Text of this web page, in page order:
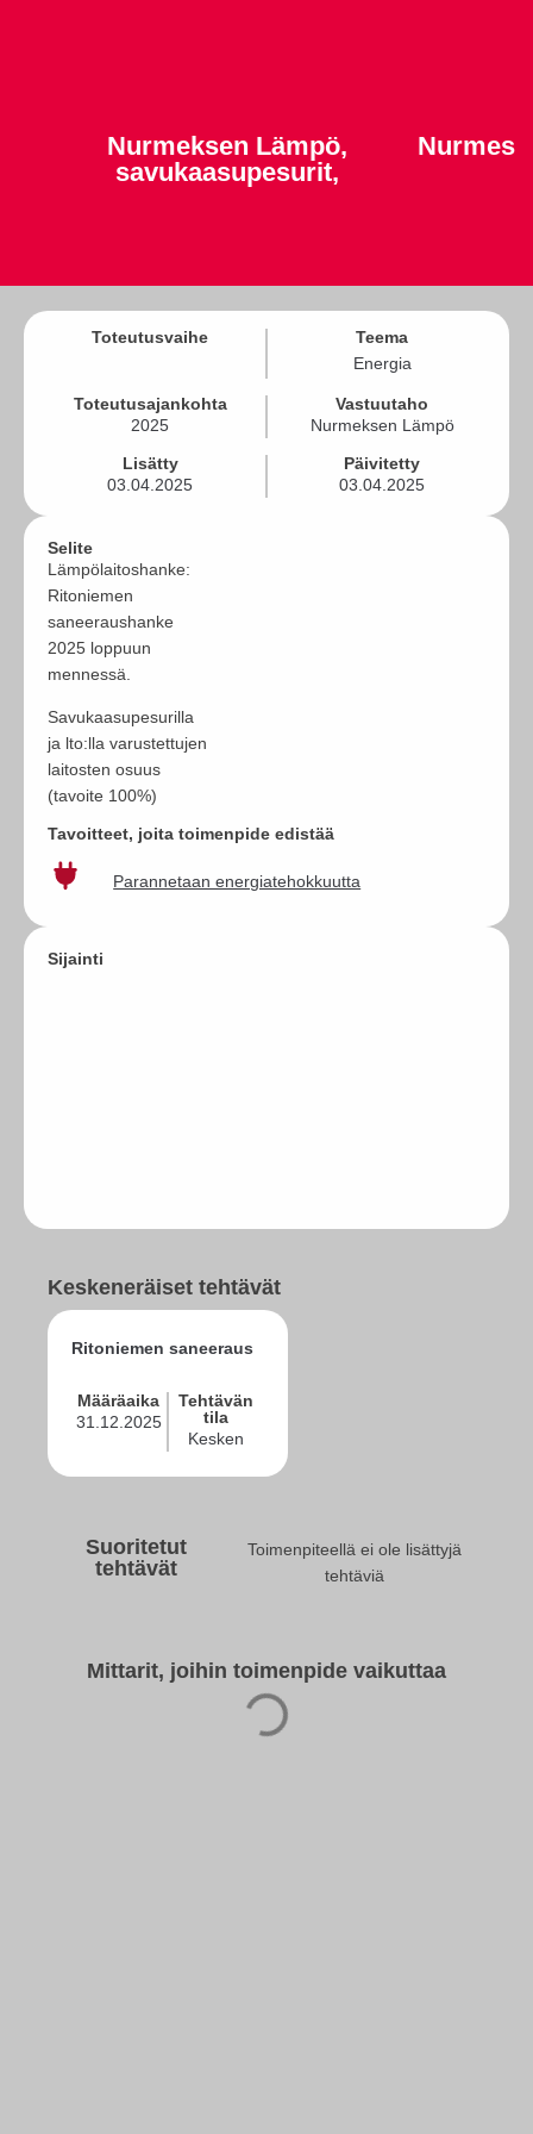
Nurmeksen Lämpö,
savukaasupesurit,
Nurmes
Toteutusvaihe
Teema
Energia
Toteutusajankohta
2025
Vastuutaho
Nurmeksen Lämpö
Lisätty
03.04.2025
Päivitetty
03.04.2025
Selite
Lämpölaitoshanke:
Ritoniemen
saneeraushanke
2025 loppuun
mennessä.
Savukaasupesurilla
ja lto:lla varustettujen
laitosten osuus
(tavoite 100%)
Tavoitteet, joita toimenpide edistää
Parannetaan energiatehokkuutta
Sijainti
Keskeneräiset tehtävät
Ritoniemen saneeraus
Määräaika
31.12.2025
Tehtävän
tila
Kesken
Suoritetut
tehtävät
Toimenpiteellä ei ole lisättyjä
tehtäviä
Mittarit, joihin toimenpide vaikuttaa